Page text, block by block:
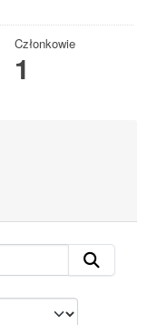
Członkowie
1